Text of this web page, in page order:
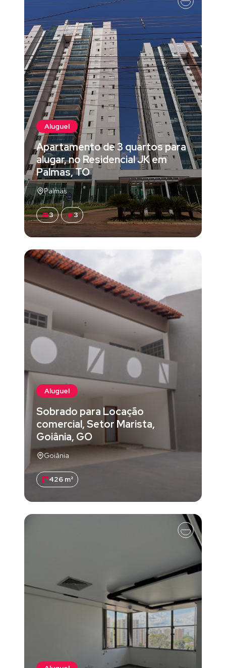
Aluguel
Apartamento de 3 quartos para
alugar, no Residencial JK em
Palmas, TO
Palmas
3 3
Aluguel
Sobrado para Locação
comercial, Setor Marista,
Goiânia, GO
Goiânia
426 m²